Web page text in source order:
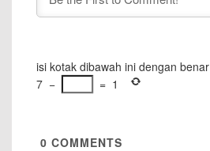
isi kotak dibawah ini dengan benar
7 − = 1
0 COMMENTS